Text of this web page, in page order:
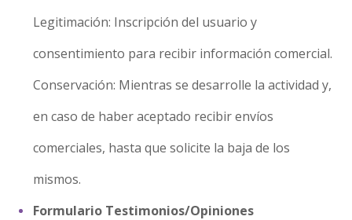
Legitimación: Inscripción del usuario y
consentimiento para recibir información comercial.
Conservación: Mientras se desarrolle la actividad y,
en caso de haber aceptado recibir envíos
comerciales, hasta que solicite la baja de los
mismos.
Formulario Testimonios/Opiniones